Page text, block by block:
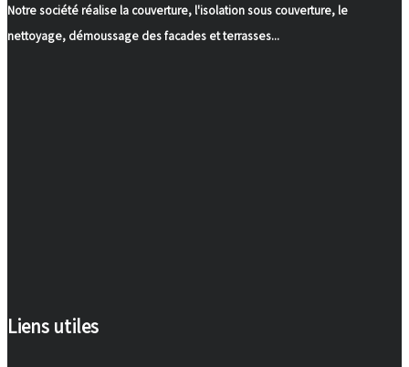
Notre société réalise la couverture, l'isolation sous couverture, le
nettoyage, démoussage des facades et terrasses...
Liens utiles